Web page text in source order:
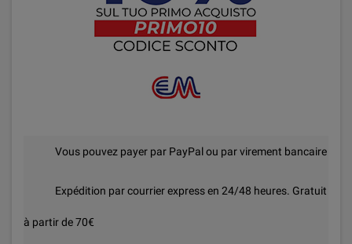
Vous pouvez payer par PayPal ou par virement bancaire
Expédition par courrier express en 24/48 heures. Gratuit
à partir de 70€